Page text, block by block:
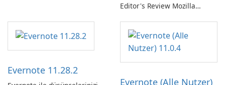
Editor's Review Mozilla
Support Release) is the long-
term support channel of the
Thunderbird desktop email
client designed for
need predictable …
Evernote 11.28.2
Evernote (Alle Nutzer)